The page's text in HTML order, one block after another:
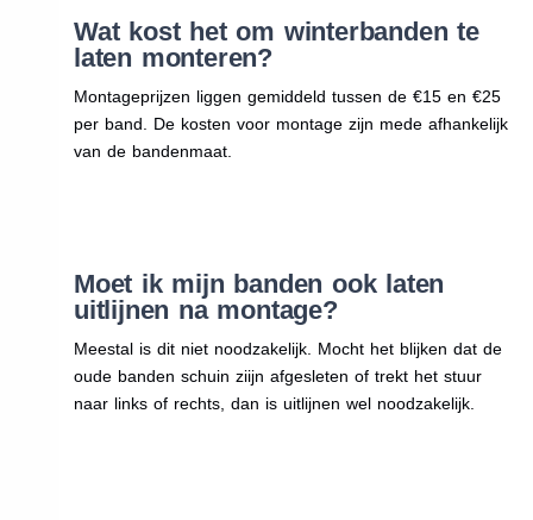
Wat kost het om winterbanden te
laten monteren?
Montageprijzen liggen gemiddeld tussen de €15 en €25
per band. De kosten voor montage zijn mede afhankelijk
van de bandenmaat.
Moet ik mijn banden ook laten
uitlijnen na montage?
Meestal is dit niet noodzakelijk. Mocht het blijken dat de
oude banden schuin ziijn afgesleten of trekt het stuur
naar links of rechts, dan is uitlijnen wel noodzakelijk.